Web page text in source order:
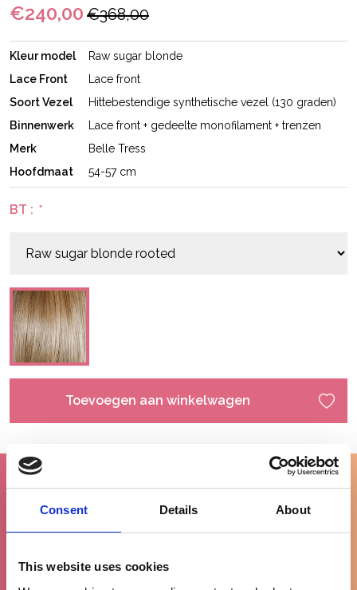
Consent Details About
This website uses cookies
€240,00 €368,00
Kleur model
Raw sugar blonde
Lace Front
Lace front
Soort Vezel
Hittebestendige synthetische vezel (130 graden)
Binnenwerk
Lace front + gedeelte monofilament + trenzen
Merk
Belle Tress
Hoofdmaat
54-57 cm
BT : *
Toevoegen aan winkelwagen
vanaf €100